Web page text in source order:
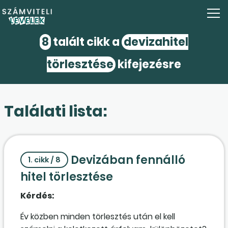
8 talált cikk a devizahitel
törlesztése kifejezésre
Találati lista:
1. cikk / 8
Devizában fennálló
hitel törlesztése
Kérdés:
Év közben minden törlesztés után el kell